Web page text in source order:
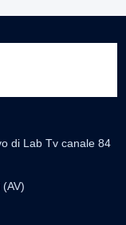
di Lab Tv canale 84